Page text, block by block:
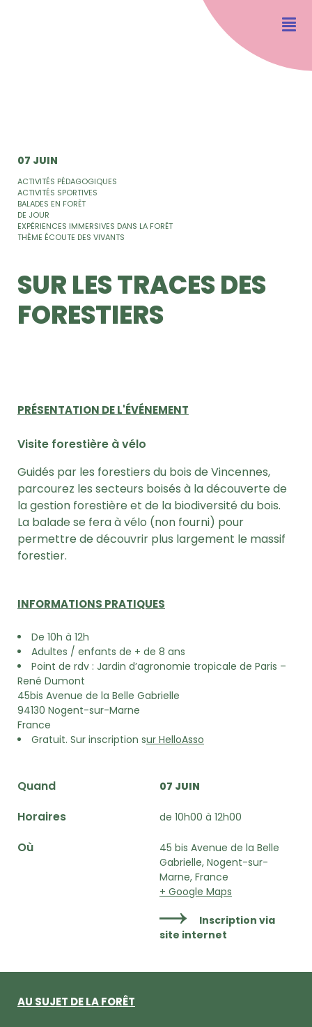
07 JUIN
ACTIVITÉS PÉDAGOGIQUES
ACTIVITÉS SPORTIVES
BALADES EN FORÊT
DE JOUR
EXPÉRIENCES IMMERSIVES DANS LA FORÊT
THÈME ÉCOUTE DES VIVANTS
SUR LES TRACES DES
FORESTIERS
PRÉSENTATION DE L'ÉVÉNEMENT
Visite forestière à vélo
Guidés par les forestiers du bois de Vincennes,
parcourez les secteurs boisés à la découverte de
la gestion forestière et de la biodiversité du bois.
La balade se fera à vélo (non fourni) pour
permettre de découvrir plus largement le massif
forestier.
INFORMATIONS PRATIQUES
De 10h à 12h
Adultes / enfants de + de 8 ans
Point de rdv : Jardin d’agronomie tropicale de Paris –
René Dumont
45bis Avenue de la Belle Gabrielle
94130 Nogent-sur-Marne
France
Gratuit. Sur inscription sur HelloAsso
Quand 07 JUIN
Horaires de 10h00 à 12h00
Où
45 bis Avenue de la Belle
Gabrielle, Nogent-sur-
Marne, France
+ Google Maps
Inscription via
site internet
AU SUJET DE LA FORÊT